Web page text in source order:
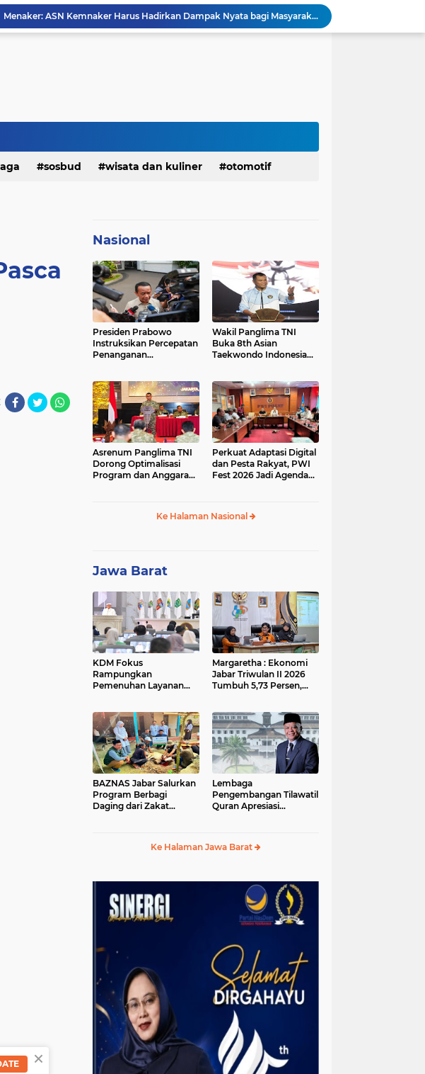
Menaker: ASN Kemnaker Harus Hadirkan Dampak Nyata bagi Masyarakat
DPRD dan Gubernur Jawa Barat Menyepakati Rancangan KUA-PPAS APBD Tahun Anggaran 2027
Ketua Golkar Jabar: Perjalanan Hidup Bahlil Layak Diteladani Seluruh Kader Partai
sosbud wisata dan kuliner otomotif
Nasional
Presiden Prabowo
Instruksikan Percepatan
Penanganan
BBM
Wakil Panglima TNI
Buka 8th Asian
Taekwondo Indonesia
Asrenum Panglima TNI
Dorong Optimalisasi
Program dan Anggaran
Perkuat Adaptasi Digital
dan Pesta Rakyat, PWI
Fest 2026 Jadi Agenda
Ke Halaman Nasional
Jawa Barat
KDM Fokus
Rampungkan
Pemenuhan Layanan
Margaretha : Ekonomi
Jabar Triwulan II 2026
Tumbuh 5,73 Persen,
BAZNAS Jabar Salurkan
Program Berbagi
Daging dari Zakat
Lembaga
Pengembangan Tilawatil
Quran Apresiasi
Ke Halaman Jawa Barat
×